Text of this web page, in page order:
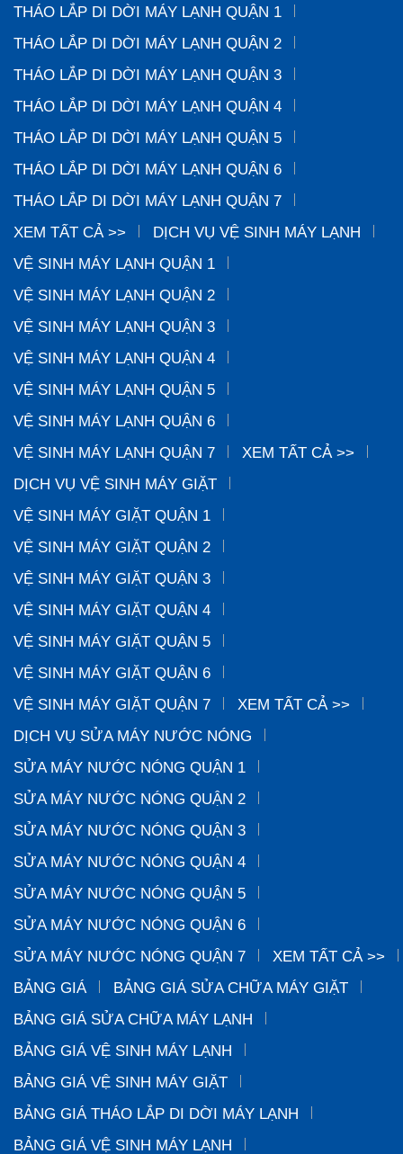
THÁO LẮP DI DỜI MÁY LẠNH QUẬN 1
THÁO LẮP DI DỜI MÁY LẠNH QUẬN 2
THÁO LẮP DI DỜI MÁY LẠNH QUẬN 3
THÁO LẮP DI DỜI MÁY LẠNH QUẬN 4
THÁO LẮP DI DỜI MÁY LẠNH QUẬN 5
THÁO LẮP DI DỜI MÁY LẠNH QUẬN 6
THÁO LẮP DI DỜI MÁY LẠNH QUẬN 7
XEM TẤT CẢ >>
DỊCH VỤ VỆ SINH MÁY LẠNH
VỆ SINH MÁY LẠNH QUẬN 1
VỆ SINH MÁY LẠNH QUẬN 2
VỆ SINH MÁY LẠNH QUẬN 3
VỆ SINH MÁY LẠNH QUẬN 4
VỆ SINH MÁY LẠNH QUẬN 5
VỆ SINH MÁY LẠNH QUẬN 6
VỆ SINH MÁY LẠNH QUẬN 7
XEM TẤT CẢ >>
DỊCH VỤ VỆ SINH MÁY GIẶT
VỆ SINH MÁY GIẶT QUẬN 1
VỆ SINH MÁY GIẶT QUẬN 2
VỆ SINH MÁY GIẶT QUẬN 3
VỆ SINH MÁY GIẶT QUẬN 4
VỆ SINH MÁY GIẶT QUẬN 5
VỆ SINH MÁY GIẶT QUẬN 6
VỆ SINH MÁY GIẶT QUẬN 7
XEM TẤT CẢ >>
DỊCH VỤ SỬA MÁY NƯỚC NÓNG
SỬA MÁY NƯỚC NÓNG QUẬN 1
SỬA MÁY NƯỚC NÓNG QUẬN 2
SỬA MÁY NƯỚC NÓNG QUẬN 3
SỬA MÁY NƯỚC NÓNG QUẬN 4
SỬA MÁY NƯỚC NÓNG QUẬN 5
SỬA MÁY NƯỚC NÓNG QUẬN 6
SỬA MÁY NƯỚC NÓNG QUẬN 7
XEM TẤT CẢ >>
BẢNG GIÁ
BẢNG GIÁ SỬA CHỮA MÁY GIẶT
BẢNG GIÁ SỬA CHỮA MÁY LẠNH
BẢNG GIÁ VỆ SINH MÁY LẠNH
BẢNG GIÁ VỆ SINH MÁY GIẶT
BẢNG GIÁ THÁO LẮP DI DỜI MÁY LẠNH
BẢNG GIÁ VỆ SINH MÁY LẠNH